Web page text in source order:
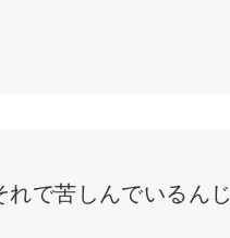
で苦しんでいるんじ